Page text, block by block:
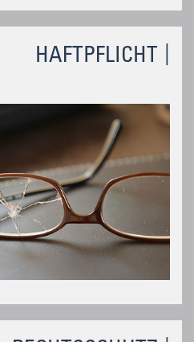
HAFTPFLICHT